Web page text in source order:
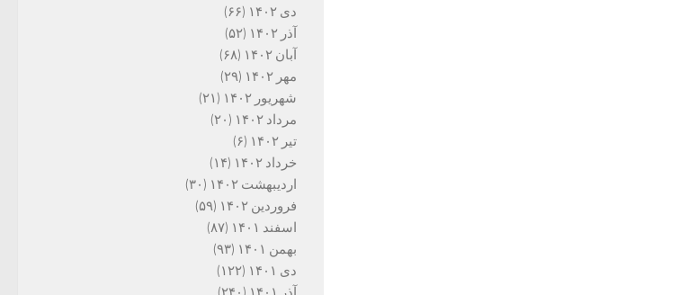
دی ۱۴۰۲
(۶۶)
آذر ۱۴۰۲
(۵۲)
آبان ۱۴۰۲
(۶۸)
مهر ۱۴۰۲
(۲۹)
شهریور ۱۴۰۲
(۲۱)
مرداد ۱۴۰۲
(۲۰)
تیر ۱۴۰۲
(۶)
خرداد ۱۴۰۲
(۱۴)
اردیبهشت ۱۴۰۲
(۳۰)
فروردین ۱۴۰۲
(۵۹)
اسفند ۱۴۰۱
(۸۷)
بهمن ۱۴۰۱
(۹۳)
دی ۱۴۰۱
(۱۲۲)